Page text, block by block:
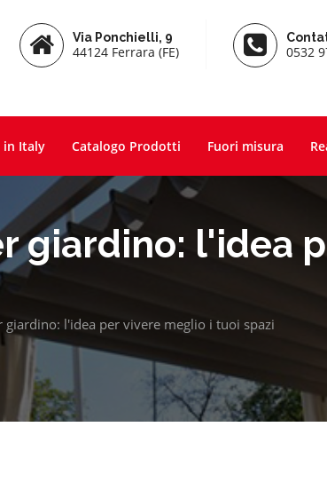
Via Ponchielli, 9
44124 Ferrara (FE) 0532
in Italy Catalogo Prodotti Fuori misura
giardino: l'idea
giardino: l'idea per vivere meglio i tuoi spazi